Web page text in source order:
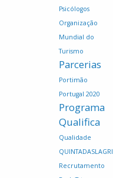
Psicólogos
Organização
Mundial do
Turismo
Parcerias
Portimão
Portugal 2020
Programa
Qualifica
Qualidade
Recrutamento